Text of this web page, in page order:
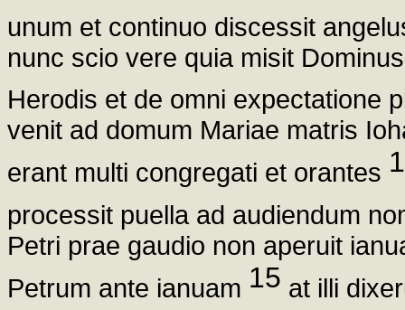
unum et continuo discessit
nunc scio vere quia misit
Herodis et de omni expectatione
venit ad domum Mariae matris
erant multi congregati et orantes
processit puella ad audiendum
Petri prae gaudio non aperuit
Petrum ante ianuam 15 at illi